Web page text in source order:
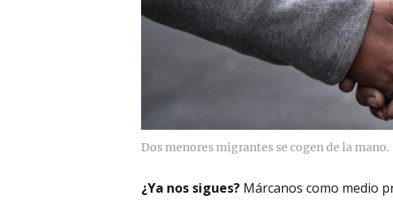
Dos menores migrantes se cogen de la mano.
¿Ya nos sigues? Márcanos como medio